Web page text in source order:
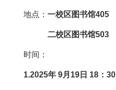
地点： 一校区图书馆405
二校区图书馆503
时间：
1.2025年 9月19日 18：30